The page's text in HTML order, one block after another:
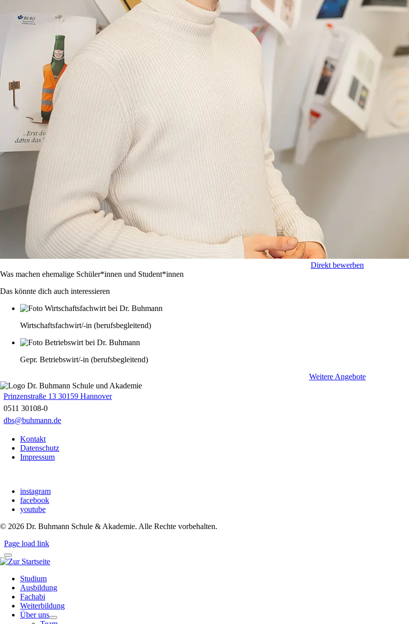
Direkt bewerben
Was machen ehemalige Schüler*innen und Student*innen
Das könnte dich auch interessieren
Wirtschaftsfachwirt/-in (berufsbegleitend)
Gepr. Betriebswirt/-in (berufsbegleitend)
Weitere Angebote
Prinzenstraße 13 30159 Hannover
0511 30108-0
dbs@buhmann.de
Kontakt
Datenschutz
Impressum
instagram
facebook
youtube
© 2026 Dr. Buhmann Schule & Akademie. Alle Rechte vorbehalten.
Page load link
Studium
Ausbildung
Fachabi
Weiterbildung
Über uns